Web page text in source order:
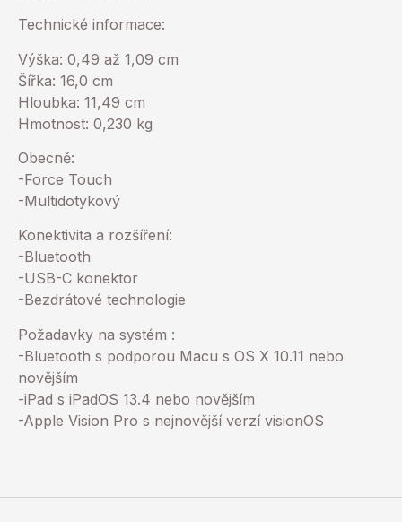
Technické informace:
Výška: 0,49 až 1,09 cm
Šířka: 16,0 cm
Hloubka: 11,49 cm
Hmotnost: 0,230 kg
Obecně:
-Force Touch
-Multidotykový
Konektivita a rozšíření:
-Bluetooth
-USB-C konektor
-Bezdrátové technologie
Požadavky na systém :
-Bluetooth s podporou Macu s OS X 10.11 nebo
novějším
-iPad s iPadOS 13.4 nebo novějším
-Apple Vision Pro s nejnovější verzí visionOS